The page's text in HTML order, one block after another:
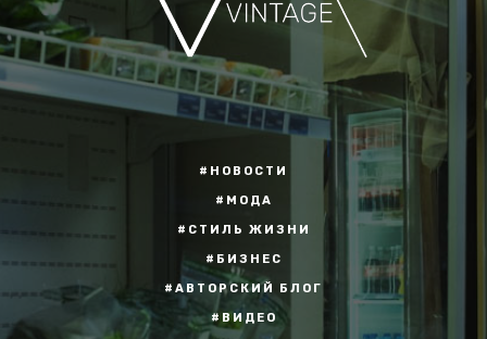
#НОВОСТИ
#МОДА
#СТИЛЬ ЖИЗНИ
#БИЗНЕС
#АВТОРСКИЙ БЛОГ
#ВИДЕО